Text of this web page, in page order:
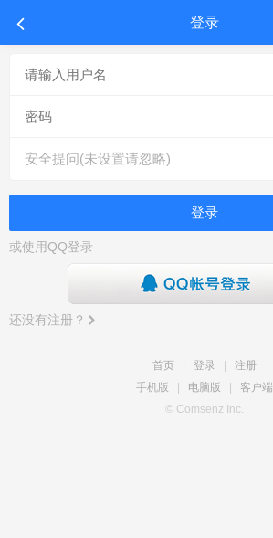
登录
安全提问(未设置请忽略)
登录
或使用QQ登录
还没有注册？
首页 登录
注册
手机版
电脑版
客户端
© Comsenz Inc.